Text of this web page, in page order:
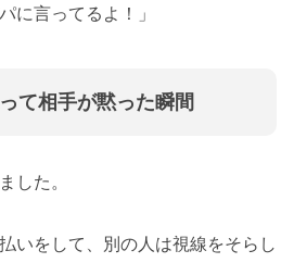
に言ってるよ！」
て相手が黙った瞬間
した。
いをして、別の人は視線をそらし